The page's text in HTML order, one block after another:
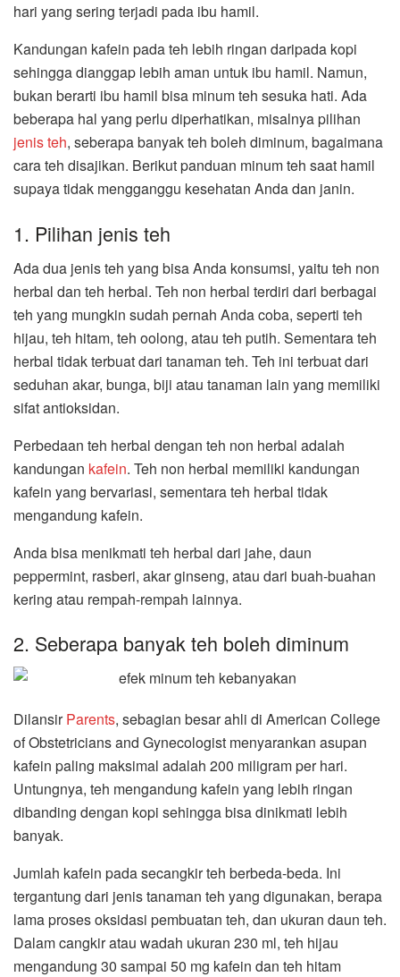
hari yang sering terjadi pada ibu hamil.
Kandungan kafein pada teh lebih ringan daripada kopi
sehingga dianggap lebih aman untuk ibu hamil. Namun,
bukan berarti ibu hamil bisa minum teh sesuka hati. Ada
beberapa hal yang perlu diperhatikan, misalnya pilihan
jenis teh, seberapa banyak teh boleh diminum, bagaimana
cara teh disajikan. Berikut panduan minum teh saat hamil
supaya tidak mengganggu kesehatan Anda dan janin.
1. Pilihan jenis teh
Ada dua jenis teh yang bisa Anda konsumsi, yaitu teh non
herbal dan teh herbal. Teh non herbal terdiri dari berbagai
teh yang mungkin sudah pernah Anda coba, seperti teh
hijau, teh hitam, teh oolong, atau teh putih. Sementara teh
herbal tidak terbuat dari tanaman teh. Teh ini terbuat dari
seduhan akar, bunga, biji atau tanaman lain yang memiliki
sifat antioksidan.
Perbedaan teh herbal dengan teh non herbal adalah
kandungan kafein. Teh non herbal memiliki kandungan
kafein yang bervariasi, sementara teh herbal tidak
mengandung kafein.
Anda bisa menikmati teh herbal dari jahe, daun
peppermint, rasberi, akar ginseng, atau dari buah-buahan
kering atau rempah-rempah lainnya.
2. Seberapa banyak teh boleh diminum
DilansirParents, sebagian besar ahli di American College
of Obstetricians and Gynecologist menyarankan asupan
kafein paling maksimal adalah 200 miligram per hari.
Untungnya, teh mengandung kafein yang lebih ringan
dibanding dengan kopi sehingga bisa dinikmati lebih
banyak.
Jumlah kafein pada secangkir teh berbeda-beda. Ini
tergantung dari jenis tanaman teh yang digunakan, berapa
lama proses oksidasi pembuatan teh, dan ukuran daun teh.
Dalam cangkir atau wadah ukuran 230 ml, teh hijau
mengandung 30 sampai 50 mg kafein dan teh hitam